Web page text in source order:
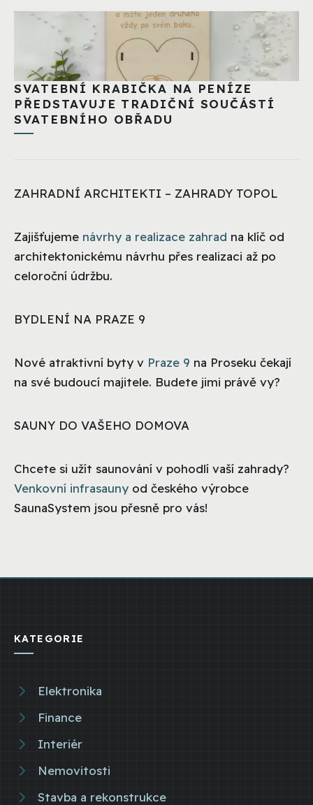
SVATEBNÍ KRABIČKA NA PENÍZE
PŘEDSTAVUJE TRADIČNÍ SOUČÁSTÍ
SVATEBNÍHO OBŘADU
ZAHRADNÍ ARCHITEKTI – ZAHRADY TOPOL
Zajišťujeme návrhy a realizace zahrad na klíč od
architektonickému návrhu přes realizaci až po
celoroční údržbu.
BYDLENÍ NA PRAZE 9
Nové atraktivní byty v Praze 9 na Proseku čekají
na své budoucí majitele. Budete jimi právě vy?
SAUNY DO VAŠEHO DOMOVA
Chcete si užít saunování v pohodlí vaší zahrady?
Venkovní infrasauny od českého výrobce
SaunaSystem jsou přesně pro vás!
KATEGORIE
Elektronika
Finance
Interiér
Nemovitosti
Stavba a rekonstrukce